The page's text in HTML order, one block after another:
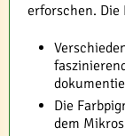
erforschen. Die
Die
dem